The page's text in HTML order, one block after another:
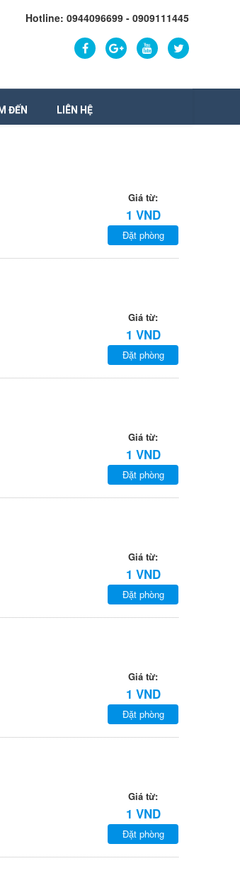
Hotline: 0944096699 - 0909111445
ĐẾN LIÊN HỆ
Giá từ:
1 VND
Đặt phòng
Giá từ:
1 VND
Đặt phòng
Giá từ:
1 VND
Đặt phòng
Giá từ:
1 VND
Đặt phòng
Giá từ:
1 VND
Đặt phòng
Giá từ:
1 VND
Đặt phòng